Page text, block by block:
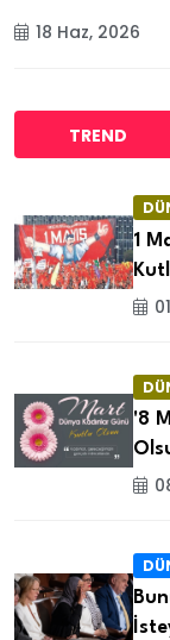
18 Haz, 2026
TREND
1
'8